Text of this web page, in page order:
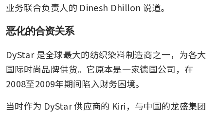
业务联合负责人的 Dinesh Dhillon 说道。
恶化的合资关系
DyStar 是全球最大的纺织染料制造商之一，为各大
国际时尚品牌供货。它原本是一家德国公司，在
2008至2009年期间陷入财务困境。
当时作为 DyStar 供应商的 Kiri，与中国的龙盛集团